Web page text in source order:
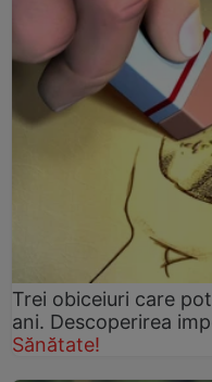
Trei obiceiuri care
ani. Descoperirea
Sănătate!